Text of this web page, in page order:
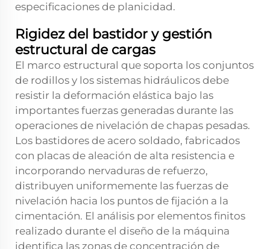
especificaciones de planicidad.
Rigidez del bastidor y gestión
estructural de cargas
El marco estructural que soporta los conjuntos
de rodillos y los sistemas hidráulicos debe
resistir la deformación elástica bajo las
importantes fuerzas generadas durante las
operaciones de nivelación de chapas pesadas.
Los bastidores de acero soldado, fabricados
con placas de aleación de alta resistencia e
incorporando nervaduras de refuerzo,
distribuyen uniformemente las fuerzas de
nivelación hacia los puntos de fijación a la
cimentación. El análisis por elementos finitos
realizado durante el diseño de la máquina
identifica las zonas de concentración de